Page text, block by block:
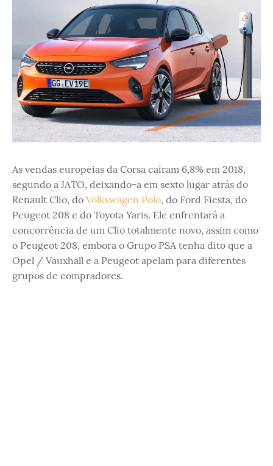
As vendas europeias da Corsa caíram 6,8% em 2018,
segundo a JATO, deixando-a em sexto lugar atrás do
Renault Clio, do Volkswagen Polo, do Ford Fiesta, do
Peugeot 208 e do Toyota Yaris. Ele enfrentará a
concorrência de um Clio totalmente novo, assim como
o Peugeot 208, embora o Grupo PSA tenha dito que a
Opel / Vauxhall e a Peugeot apelam para diferentes
grupos de compradores.